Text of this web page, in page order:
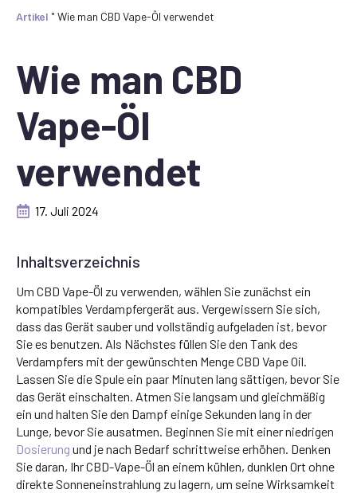
Artikel " Wie man CBD Vape-Öl verwendet
Wie man CBD
Vape-Öl
verwendet
17. Juli 2024
Um CBD Vape-Öl zu verwenden, wählen Sie zunächst ein
kompatibles Verdampfergerät aus. Vergewissern Sie sich,
dass das Gerät sauber und vollständig aufgeladen ist, bevor
Sie es benutzen. Als Nächstes füllen Sie den Tank des
Verdampfers mit der gewünschten Menge CBD Vape Oil.
Lassen Sie die Spule ein paar Minuten lang sättigen, bevor Sie
das Gerät einschalten. Atmen Sie langsam und gleichmäßig
ein und halten Sie den Dampf einige Sekunden lang in der
Lunge, bevor Sie ausatmen. Beginnen Sie mit einer niedrigen
Dosierung und je nach Bedarf schrittweise erhöhen. Denken
Sie daran, Ihr CBD-Vape-Öl an einem kühlen, dunklen Ort ohne
direkte Sonneneinstrahlung zu lagern, um seine Wirksamkeit
Inhaltsverzeichnis